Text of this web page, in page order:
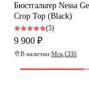
Бюстгальтер Nessa
Crop Top (Black)
(5)
9 900 ₽
В наличии:Мск СПб